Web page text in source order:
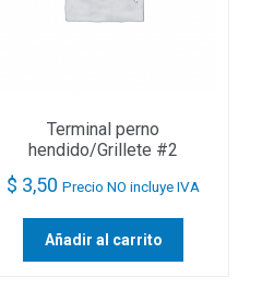
Terminal perno
hendido/Grillete #2
$ 3,50 Precio NO incluye IVA
Añadir al carrito